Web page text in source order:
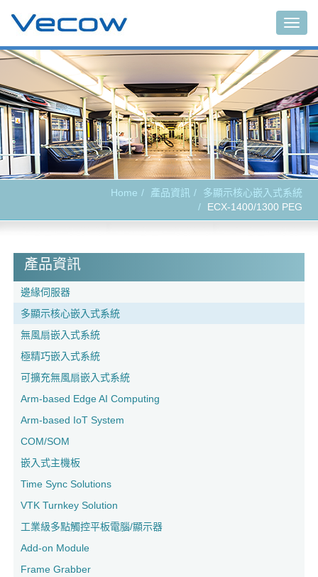
Home 產品資訊
多顯示核心嵌入式系統
ECX-1400/1300 PEG
產品資訊
邊緣伺服器
多顯示核心嵌入式系統
無風扇嵌入式系統
極精巧嵌入式系統
可擴充無風扇嵌入式系統
Arm-based Edge AI Computing
Arm-based IoT System
COM/SOM
嵌入式主機板
Time Sync Solutions
VTK Turnkey Solution
工業級多點觸控平板電腦/顯示器
Add-on Module
Frame Grabber